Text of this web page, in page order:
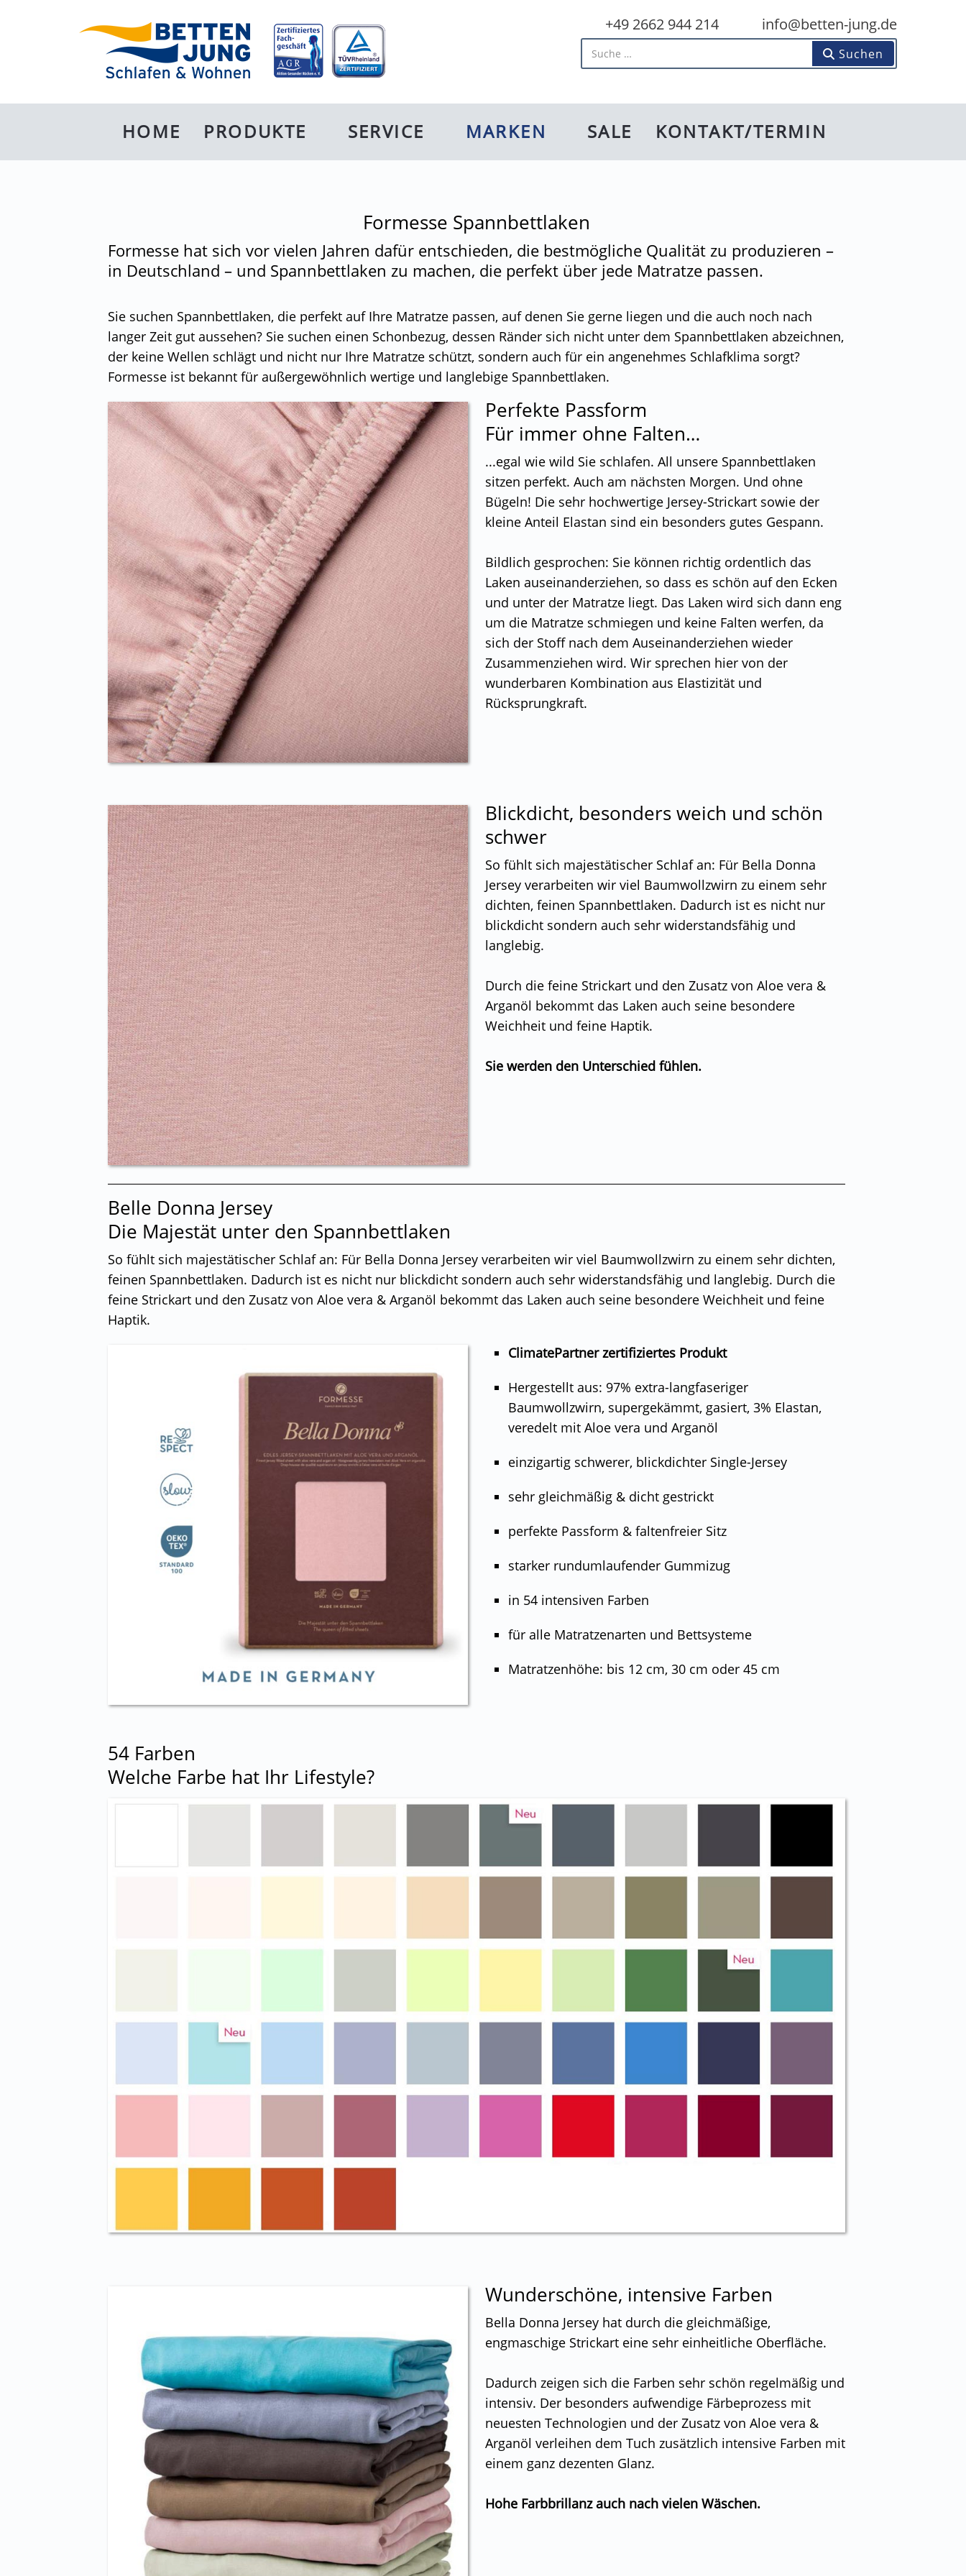
+49 2662 944 214 info@betten-jung.de
Artikel finden... Suchen
HOME PRODUKTE SERVICE MARKEN SALE KONTAKT/TERMIN
Formesse Spannbettlaken
Formesse hat sich vor vielen Jahren dafür entschieden, die bestmögliche Qualität zu produzieren –
in Deutschland – und Spannbettlaken zu machen, die perfekt über jede Matratze passen.
Sie suchen Spannbettlaken, die perfekt auf Ihre Matratze passen, auf denen Sie gerne liegen und die auch noch nach
langer Zeit gut aussehen? Sie suchen einen Schonbezug, dessen Ränder sich nicht unter dem Spannbettlaken abzeichnen,
der keine Wellen schlägt und nicht nur Ihre Matratze schützt, sondern auch für ein angenehmes Schlafklima sorgt?
Formesse ist bekannt für außergewöhnlich wertige und langlebige Spannbettlaken.
Perfekte Passform
Für immer ohne Falten…
...egal wie wild Sie schlafen. All unsere Spannbettlaken
sitzen perfekt. Auch am nächsten Morgen. Und ohne
Bügeln! Die sehr hochwertige Jersey-Strickart sowie der
kleine Anteil Elastan sind ein besonders gutes Gespann.
Bildlich gesprochen: Sie können richtig ordentlich das
Laken auseinanderziehen, so dass es schön auf den Ecken
und unter der Matratze liegt. Das Laken wird sich dann eng
um die Matratze schmiegen und keine Falten werfen, da
sich der Stoff nach dem Auseinanderziehen wieder
Zusammenziehen wird. Wir sprechen hier von der
wunderbaren Kombination aus Elastizität und
Rücksprungkraft.
Blickdicht, besonders weich und schön
schwer
So fühlt sich majestätischer Schlaf an: Für Bella Donna
Jersey verarbeiten wir viel Baumwollzwirn zu einem sehr
dichten, feinen Spannbettlaken. Dadurch ist es nicht nur
blickdicht sondern auch sehr widerstandsfähig und
langlebig.
Durch die feine Strickart und den Zusatz von Aloe vera &
Arganöl bekommt das Laken auch seine besondere
Weichheit und feine Haptik.
Sie werden den Unterschied fühlen.
Belle Donna Jersey
Die Majestät unter den Spannbettlaken
So fühlt sich majestätischer Schlaf an: Für Bella Donna Jersey verarbeiten wir viel Baumwollzwirn zu einem sehr dichten,
feinen Spannbettlaken. Dadurch ist es nicht nur blickdicht sondern auch sehr widerstandsfähig und langlebig. Durch die
feine Strickart und den Zusatz von Aloe vera & Arganöl bekommt das Laken auch seine besondere Weichheit und feine
Haptik.
ClimatePartner zertifiziertes Produkt
Hergestellt aus: 97% extra-langfaseriger
Baumwollzwirn, supergekämmt, gasiert, 3% Elastan,
veredelt mit Aloe vera und Arganöl
einzigartig schwerer, blickdichter Single-Jersey
sehr gleichmäßig & dicht gestrickt
perfekte Passform & faltenfreier Sitz
starker rundumlaufender Gummizug
in 54 intensiven Farben
für alle Matratzenarten und Bettsysteme
Matratzenhöhe: bis 12 cm, 30 cm oder 45 cm
54 Farben
Welche Farbe hat Ihr Lifestyle?
Wunderschöne, intensive Farben
Bella Donna Jersey hat durch die gleichmäßige,
engmaschige Strickart eine sehr einheitliche Oberfläche.
Dadurch zeigen sich die Farben sehr schön regelmäßig und
intensiv. Der besonders aufwendige Färbeprozess mit
neuesten Technologien und der Zusatz von Aloe vera &
Arganöl verleihen dem Tuch zusätzlich intensive Farben mit
einem ganz dezenten Glanz.
Hohe Farbbrillanz auch nach vielen Wäschen.